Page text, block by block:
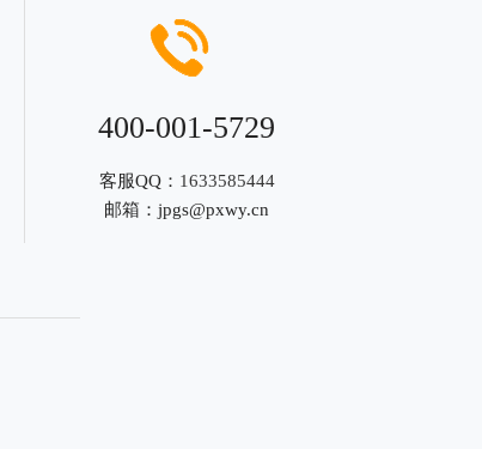
400-001-5729
客服QQ： 1633585444
邮箱： jpgs@pxwy.cn